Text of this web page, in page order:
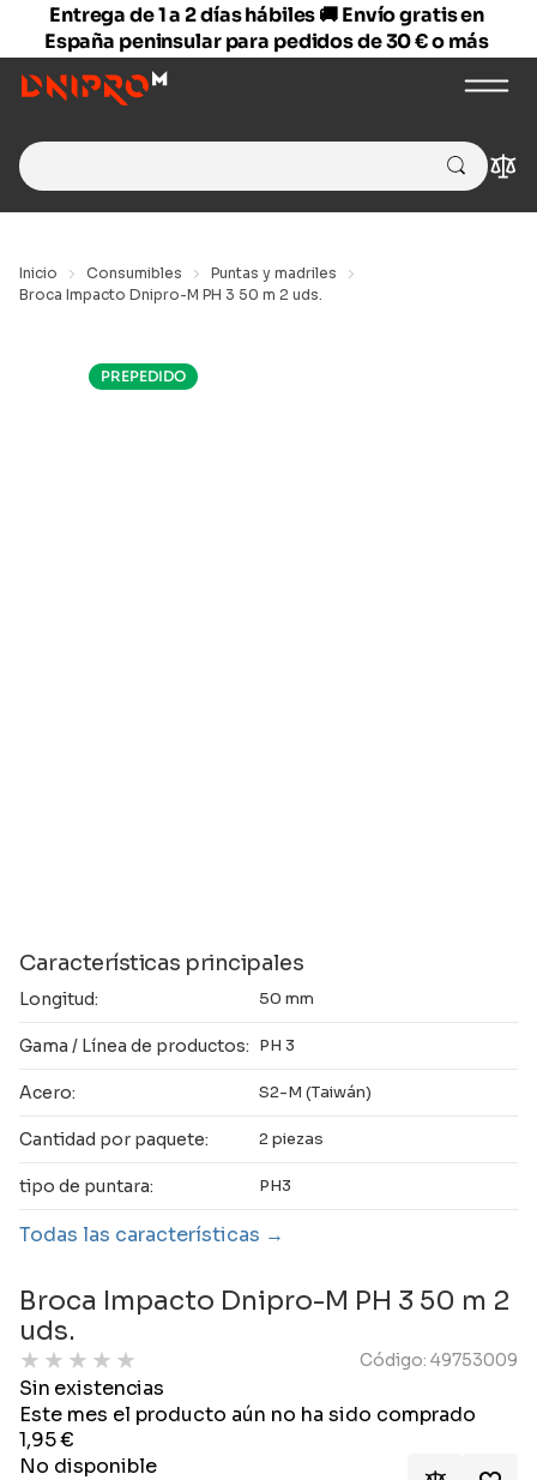
Entrega de 1 a 2 días hábiles 🚚 Envío gratis en
España peninsular para pedidos de 30 € o más
Search
for:
Inicio Consumibles
Puntas y madriles
Broca Impacto Dnipro-M PH 3 50 m 2 uds.
PREPEDIDO
Características principales
Longitud: 50 mm
Gama / Línea de productos: PH 3
Acero: S2-M (Taiwán)
Cantidad por paquete: 2 piezas
tipo de puntara: PH3
Todas las características
Broca Impacto Dnipro-M PH 3 50 m 2
uds.
★ ★ ★ ★ ★ Código: 49753009
Sin existencias
Este mes el producto aún no ha sido comprado
1,95€
No disponible